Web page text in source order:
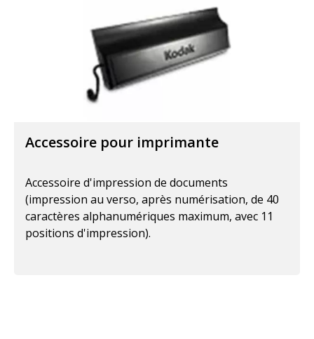
Accessoire pour imprimante
Accessoire d'impression de documents
(impression au verso, après numérisation, de 40
caractères alphanumériques maximum, avec 11
positions d'impression).